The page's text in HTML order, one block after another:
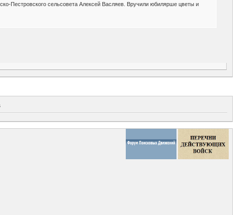
Пестровского сельсовета Алексей Васляев. Вручили юбилярше цветы и